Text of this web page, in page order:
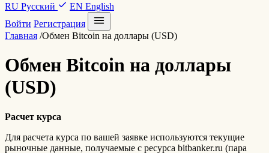
RU Русский EN English
Войти Регистрация
Главная /Обмен Bitcoin на доллары (USD)
Обмен Bitcoin на доллары
(USD)
Расчет курса
Для расчета курса по вашей заявке используются текущие
рыночные данные, получаемые с ресурса bitbanker.ru (пара